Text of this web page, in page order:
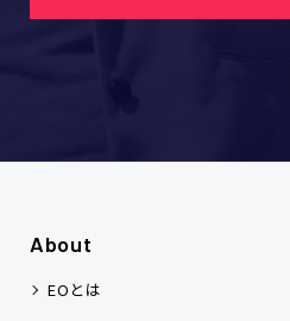
About
EOとは